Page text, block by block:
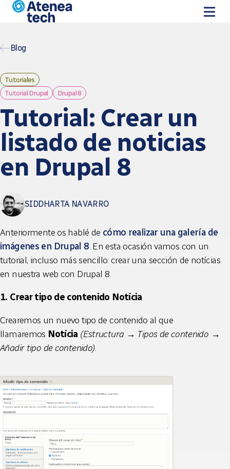
Skip to main content
Blog
Tutoriales
Tutorial Drupal
Drupal 8
Tutorial: Crear un
listado de noticias
en Drupal 8
SIDDHARTA NAVARRO
Anteriormente os hablé de cómo realizar una galería de
imágenes en Drupal 8. En esta ocasión vamos con un
tutorial, incluso más sencillo: crear una sección de notícias
en nuestra web con Drupal 8.
1. Crear tipo de contenido Notícia
Crearemos un nuevo tipo de contenido al que
llamaremos Notícia(Estructura → Tipos de contenido →
Añadir tipo de contenido).